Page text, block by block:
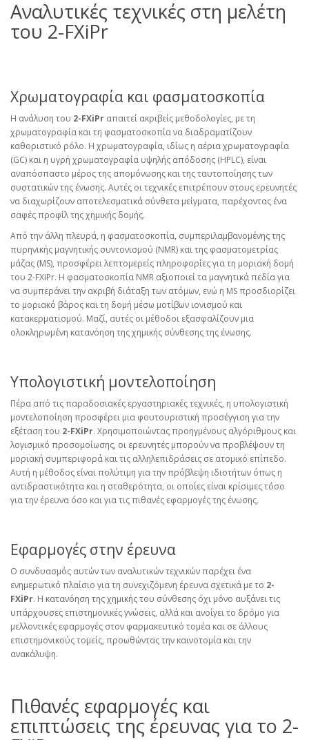
Αναλυτικές τεχνικές στη μελέτη
του 2-FXiPr
Χρωματογραφία και φασματοσκοπία
Η ανάλυση του 2-FXiPr απαιτεί ακριβείς μεθοδολογίες, με τη
χρωματογραφία και τη φασματοσκοπία να διαδραματίζουν
καθοριστικό ρόλο. Η χρωματογραφία, ιδίως η αέρια χρωματογραφία
(GC) και η υγρή χρωματογραφία υψηλής απόδοσης (HPLC), είναι
αναπόσπαστο μέρος της απομόνωσης και της ταυτοποίησης των
συστατικών της ένωσης. Αυτές οι τεχνικές επιτρέπουν στους ερευνητές
να διαχωρίζουν αποτελεσματικά σύνθετα μείγματα, παρέχοντας ένα
σαφές προφίλ της χημικής δομής.
Από την άλλη πλευρά, η φασματοσκοπία, συμπεριλαμβανομένης της
πυρηνικής μαγνητικής συντονισμού (NMR) και της φασματομετρίας
μάζας (MS), προσφέρει λεπτομερείς πληροφορίες για τη μοριακή δομή
του 2-FXiPr. Η φασματοσκοπία NMR αξιοποιεί τα μαγνητικά πεδία για
να συμπεράνει την ακριβή διάταξη των ατόμων, ενώ η MS προσδιορίζει
το μοριακό βάρος και τη δομή μέσω μοτίβων ιονισμού και
κατακερματισμού. Μαζί, αυτές οι μέθοδοι εξασφαλίζουν μια
ολοκληρωμένη κατανόηση της χημικής σύνθεσης της ένωσης.
Υπολογιστική μοντελοποίηση
Πέρα από τις παραδοσιακές εργαστηριακές τεχνικές, η υπολογιστική
μοντελοποίηση προσφέρει μια φουτουριστική προσέγγιση για την
εξέταση του 2-FXiPr. Χρησιμοποιώντας προηγμένους αλγόριθμους και
λογισμικό προσομοίωσης, οι ερευνητές μπορούν να προβλέψουν τη
μοριακή συμπεριφορά και τις αλληλεπιδράσεις σε ατομικό επίπεδο.
Αυτή η μέθοδος είναι πολύτιμη για την πρόβλεψη ιδιοτήτων όπως η
αντιδραστικότητα και η σταθερότητα, οι οποίες είναι κρίσιμες τόσο
για την έρευνα όσο και για τις πιθανές εφαρμογές της ένωσης.
Εφαρμογές στην έρευνα
Ο συνδυασμός αυτών των αναλυτικών τεχνικών παρέχει ένα
ενημερωτικό πλαίσιο για τη συνεχιζόμενη έρευνα σχετικά με το 2-
FXiPr. Η κατανόηση της χημικής του σύνθεσης όχι μόνο αυξάνει τις
υπάρχουσες επιστημονικές γνώσεις, αλλά και ανοίγει το δρόμο για
μελλοντικές εφαρμογές στον φαρμακευτικό τομέα και σε άλλους
επιστημονικούς τομείς, προωθώντας την καινοτομία και την
ανακάλυψη.
Πιθανές εφαρμογές και
επιπτώσεις της έρευνας για το 2-